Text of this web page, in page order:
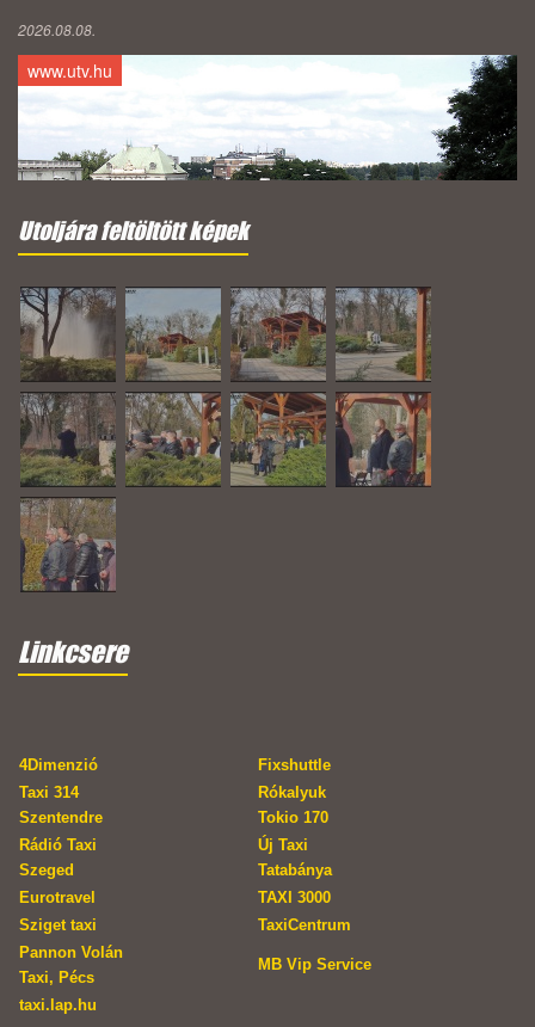
2026.08.08.
www.utv.hu
Utoljára feltöltött képek
Linkcsere
4Dimenzió
Fixshuttle
Taxi 314
Szentendre
Rókalyuk
Tokio 170
Rádió Taxi
Szeged
Új Taxi
Tatabánya
Eurotravel
TAXI 3000
Sziget taxi
TaxiCentrum
Pannon Volán
Taxi, Pécs
MB Vip Service
taxi.lap.hu